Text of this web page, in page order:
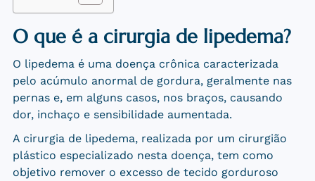
O que é a cirurgia de lipedema?
O lipedema é uma doença crônica caracterizada
pelo acúmulo anormal de gordura, geralmente nas
pernas e, em alguns casos, nos braços, causando
dor, inchaço e sensibilidade aumentada.
A cirurgia de lipedema, realizada por um cirurgião
plástico especializado nesta doença, tem como
objetivo remover o excesso de tecido gorduroso